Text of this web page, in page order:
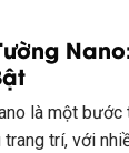
là một bước
trí, với